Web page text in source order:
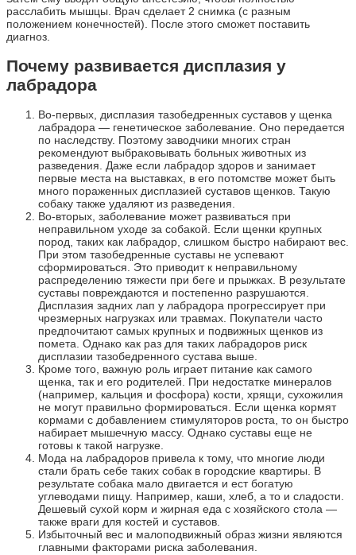
расслабить мышцы. Врач сделает 2 снимка (с разным
положением конечностей). После этого сможет поставить
диагноз.
Почему развивается дисплазия у
лабрадора
Во-первых, дисплазия тазобедренных суставов у щенка
лабрадора — генетическое заболевание. Оно передается
по наследству. Поэтому заводчики многих стран
рекомендуют выбраковывать больных животных из
разведения. Даже если лабрадор здоров и занимает
первые места на выставках, в его потомстве может быть
много пораженных дисплазией суставов щенков. Такую
собаку также удаляют из разведения.
Во-вторых, заболевание может развиваться при
неправильном уходе за собакой. Если щенки крупных
пород, таких как лабрадор, слишком быстро набирают вес.
При этом тазобедренные суставы не успевают
сформироваться. Это приводит к неправильному
распределению тяжести при беге и прыжках. В результате
суставы повреждаются и постепенно разрушаются.
Дисплазия задних лап у лабрадора прогрессирует при
чрезмерных нагрузках или травмах. Покупатели часто
предпочитают самых крупных и подвижных щенков из
помета. Однако как раз для таких лабрадоров риск
дисплазии тазобедренного сустава выше.
Кроме того, важную роль играет питание как самого
щенка, так и его родителей. При недостатке минералов
(например, кальция и фосфора) кости, хрящи, сухожилия
не могут правильно формироваться. Если щенка кормят
кормами с добавлением стимуляторов роста, то он быстро
набирает мышечную массу. Однако суставы еще не
готовы к такой нагрузке.
Мода на лабрадоров привела к тому, что многие люди
стали брать себе таких собак в городские квартиры. В
результате собака мало двигается и ест богатую
углеводами пищу. Например, каши, хлеб, а то и сладости.
Дешевый сухой корм и жирная еда с хозяйского стола —
также враги для костей и суставов.
Избыточный вес и малоподвижный образ жизни являются
главными факторами риска заболевания.